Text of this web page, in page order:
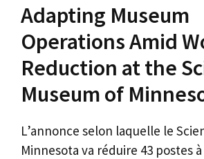
Adapting Museum
Operations Amid
Reduction at the
Museum of
L’annonce selon laquelle le
Minnesota va réduire 43 postes